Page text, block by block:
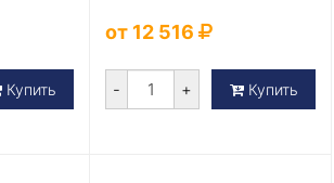
Купить
от 12 516
- + Купить